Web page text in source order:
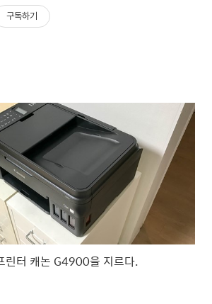
구독하기
린터 캐논 G4900을 지르다.